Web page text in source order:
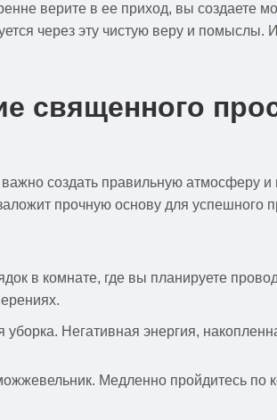
верите в ее приход, вы создаете
через эту чистую веру и помыслы.
священного
важно создать правильную атмосферу и
прочную основу для успешного
в комнате, где вы планируете
Негативная энергия,
Медленно пройдитесь по